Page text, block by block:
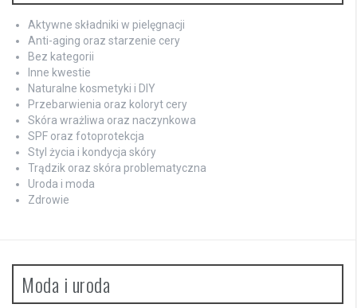
Aktywne składniki w pielęgnacji
Anti-aging oraz starzenie cery
Bez kategorii
Inne kwestie
Naturalne kosmetyki i DIY
Przebarwienia oraz koloryt cery
Skóra wrażliwa oraz naczynkowa
SPF oraz fotoprotekcja
Styl życia i kondycja skóry
Trądzik oraz skóra problematyczna
Uroda i moda
Zdrowie
Moda i uroda